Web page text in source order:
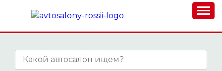
АВТОСАЛОНЫ-
РОССИИ.РФ